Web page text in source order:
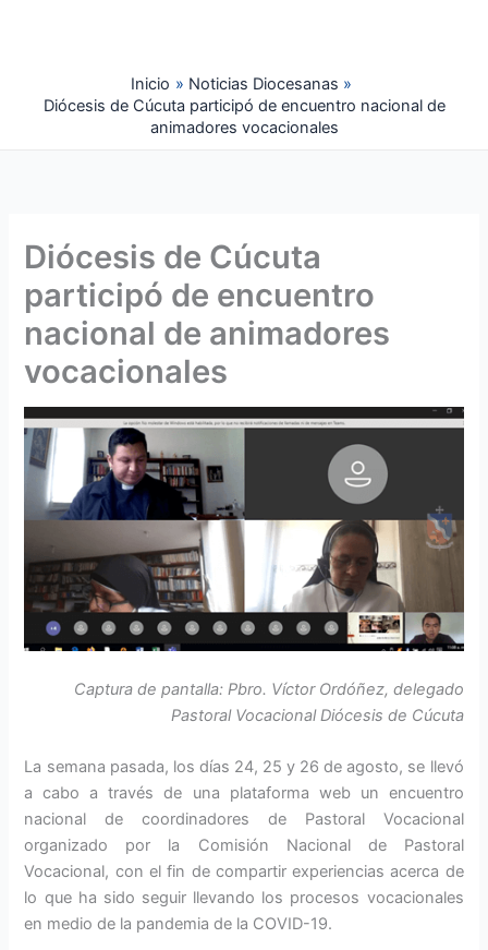
Inicio
Noticias Diocesanas
Diócesis de Cúcuta participó de encuentro nacional de
animadores vocacionales
Diócesis de Cúcuta
participó de encuentro
nacional de animadores
vocacionales
Captura de pantalla: Pbro. Víctor Ordóñez, delegado
Pastoral Vocacional Diócesis de Cúcuta
La semana pasada, los días 24, 25 y 26 de agosto, se llevó
a cabo a través de una plataforma web un encuentro
nacional de coordinadores de Pastoral Vocacional
organizado por la Comisión Nacional de Pastoral
Vocacional, con el fin de compartir experiencias acerca de
lo que ha sido seguir llevando los procesos vocacionales
en medio de la pandemia de la COVID-19.